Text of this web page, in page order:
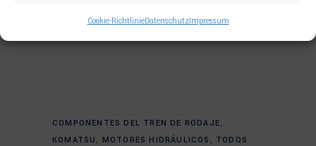
Cookie-RichtlinieDatenschutzImpressum
Read more
COMPONENTES DEL TREN DE RODAJE,
KOMATSU , MOTORES HIDRÁULICOS , TODOS